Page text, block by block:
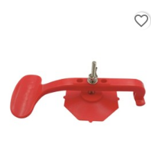
favorite_border